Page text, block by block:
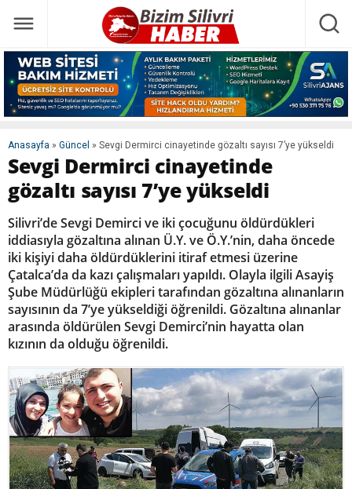
Anasayfa » Güncel » Sevgi Dermirci cinayetinde gözaltı sayısı 7’ye yükseldi
Sevgi Dermirci cinayetinde
gözaltı sayısı 7’ye yükseldi
Silivri’de Sevgi Demirci ve iki çocuğunu öldürdükleri
iddiasıyla gözaltına alınan Ü.Y. ve Ö.Y.’nin, daha öncede
iki kişiyi daha öldürdüklerini itiraf etmesi üzerine
Çatalca’da da kazı çalışmaları yapıldı. Olayla ilgili Asayiş
Şube Müdürlüğü ekipleri tarafından gözaltına alınanların
sayısının da 7’ye yükseldiği öğrenildi. Gözaltına alınanlar
arasında öldürülen Sevgi Demirci’nin hayatta olan
kızının da olduğu öğrenildi.